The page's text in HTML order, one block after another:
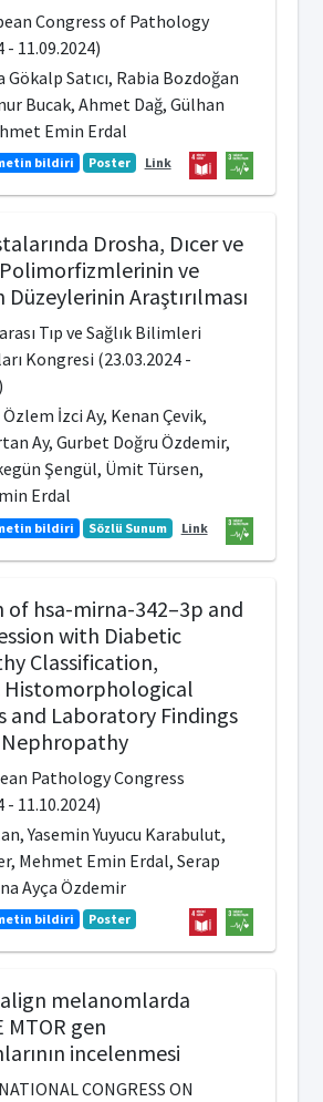
Congress of Pathology
- 11.09.2024)
Gökalp Satıcı, Rabia Bozdoğan
Bucak, Ahmet Dağ, Gülhan
Emin Erdal
bildiri Poster Link
Drosha, Dıcer ve
ve
Düzeylerinin Araştırılması
Tıp ve Sağlık Bilimleri
Kongresi (23.03.2024 -
Özlem İzci Ay, Kenan Çevik,
Ay, Gurbet Doğru Özdemir,
Şengül, Ümit Türsen,
Erdal
bildiri Sözlü Sunum Link
of hsa-mirna-342–3p and
with Diabetic
Classification,
Histomorphological
and Laboratory Findings
Pathology Congress
- 11.10.2024)
Yasemin Yuyucu Karabulut,
Mehmet Emin Erdal, Serap
Ayça Özdemir
bildiri Poster
melanomlarda
MTOR gen
incelenmesi
CONGRESS ON